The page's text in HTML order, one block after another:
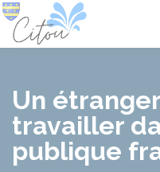
Un
travailler
publique